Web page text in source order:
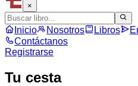
×
Inicio Nosotros Libros
Contáctanos
Registrarse
Tu cesta